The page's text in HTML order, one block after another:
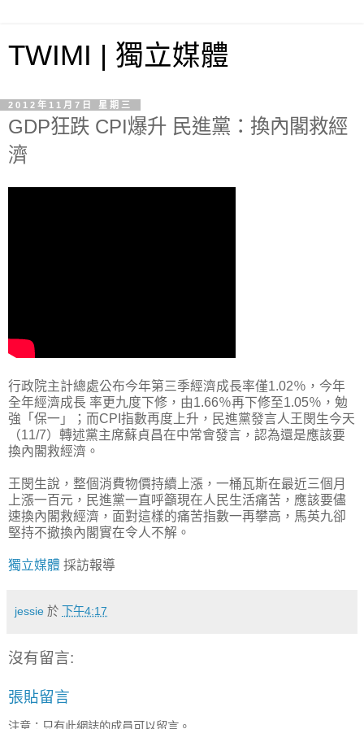
TWIMI | 獨立媒體
2012年11月7日 星期三
GDP狂跌 CPI爆升 民進黨：換內閣救經
濟
行政院主計總處公布今年第三季經濟成長率僅1.02％，今年
全年經濟成長 率更九度下修，由1.66％再下修至1.05％，勉
強「保一」；而CPI指數再度上升，民進黨發言人王閔生今天
（11/7）轉述黨主席蘇貞昌在中常會發言，認為還是應該要
換內閣救經濟。
王閔生說，整個消費物價持續上漲，一桶瓦斯在最近三個月
上漲一百元，民進黨一直呼籲現在人民生活痛苦，應該要儘
速換內閣救經濟，面對這樣的痛苦指數一再攀高，馬英九卻
堅持不撤換內閣實在令人不解。
獨立媒體 採訪報導
jessie 於 下午4:17
沒有留言:
張貼留言
注意：只有此網誌的成員可以留言。